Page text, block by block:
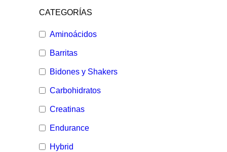
CATEGORÍAS
Aminoácidos
Barritas
Bidones y Shakers
Carbohidratos
Creatinas
Endurance
Hybrid